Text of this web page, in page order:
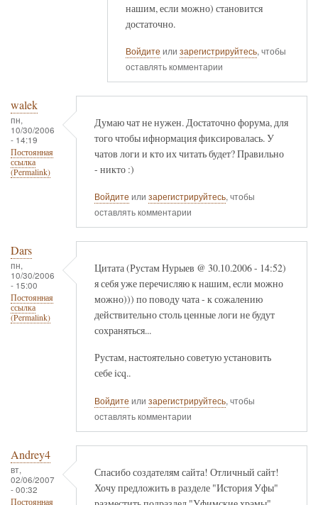
нашим, если можно) становится
достаточно.
Войдите или зарегистрируйтесь, чтобы
оставлять комментарии
walek
пн,
10/30/2006
- 14:19
Постоянная
ссылка
(Permalink)
Думаю чат не нужен. Достаточно форума, для
того чтобы ифнормация фиксировалась. У
чатов логи и кто их читать будет? Правильно
- никто :)
Войдите или зарегистрируйтесь, чтобы
оставлять комментарии
Dars
пн,
10/30/2006
- 15:00
Постоянная
ссылка
(Permalink)
Цитата (Рустам Нурыев @ 30.10.2006 - 14:52)
я себя уже перечисляю к нашим, если можно
можно))) по поводу чата - к сожалению
действительно столь ценные логи не будут
сохраняться...
Рустам, настоятельно советую установить
себе icq..
Войдите или зарегистрируйтесь, чтобы
оставлять комментарии
Andrey4
вт,
02/06/2007
- 00:32
Постоянная
Спасибо создателям сайта! Отличный сайт!
Хочу предложить в разделе "История Уфы"